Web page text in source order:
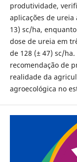
produtividade,
aplicações de ureia
13) sc/ha,
dose de ureia em
de 128 (± 47) sc/
recomendação de
realidade da
agroecológica no